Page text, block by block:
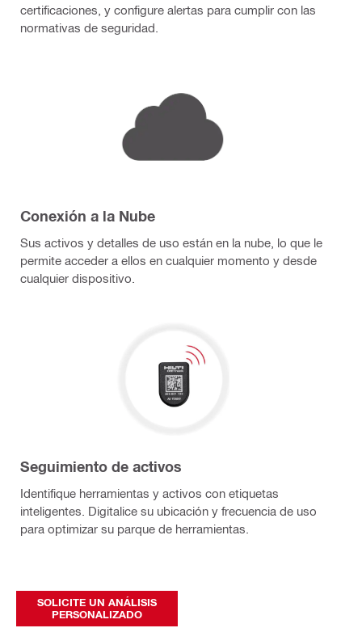
certificaciones, y configure alertas para cumplir con las
normativas de seguridad.
Conexión a la Nube
Sus activos y detalles de uso están en la nube, lo que le
permite acceder a ellos en cualquier momento y desde
cualquier dispositivo.
Seguimiento de activos
Identifique herramientas y activos con etiquetas
inteligentes. Digitalice su ubicación y frecuencia de uso
para optimizar su parque de herramientas.
SOLICITE UN ANÁLISIS
PERSONALIZADO